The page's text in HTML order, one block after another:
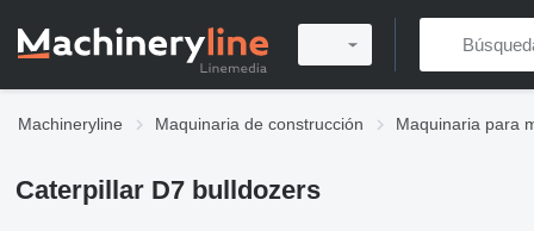
Machineryline Maquinaria de construcción Maquinaria para
Caterpillar D7 bulldozers